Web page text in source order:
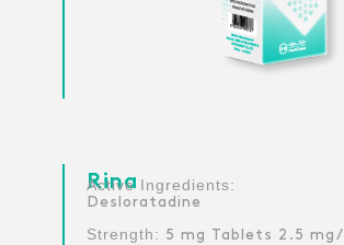
Rina :Active Ingredients
Desloratadine
Strength: 5 mg Tablets 2.5 mg/